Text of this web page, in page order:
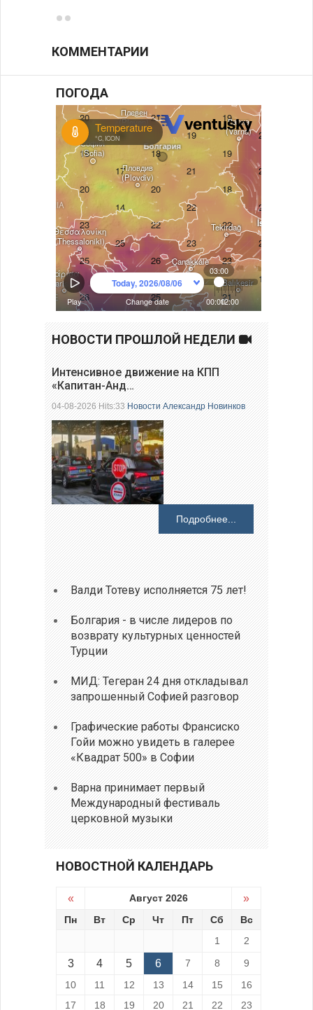
КОММЕНТАРИИ
ПОГОДА
НОВОСТИ ПРОШЛОЙ НЕДЕЛИ
Интенсивное движение на КПП
«Капитан-Анд…
04-08-2026 Hits:33Новости Александр Новинков
Подробнее...
Валди Тотеву исполняется 75 лет!
Болгария - в числе лидеров по
возврату культурных ценностей
Турции
МИД: Тегеран 24 дня откладывал
запрошенный Софией разговор
Графические работы Франсиско
Гойи можно увидеть в галерее
«Квадрат 500» в Софии
Варна принимает первый
Международный фестиваль
церковной музыки
НОВОСТНОЙ КАЛЕНДАРЬ
« Август 2026 »
Пн Вт Ср Чт Пт Сб
Вс
1
2
3 4 5 6 7 8
9
10
11 12 13 14 15
16
17
18 19 20 21 22 23